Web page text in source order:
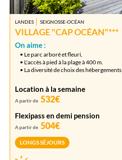
LANDES SEIGNOSSE-OCÉAN
VILLAGE "CAP OCÉAN"***
On aime :
• Le parc arboré et fleuri,
• L'accès à pied à la plage à 400 m.
• La diversité de choix des hébergements
Location à la semaine
A partir de 532€
Flexipass en demi pension
A partir de 504€
LONGS SÉJOURS